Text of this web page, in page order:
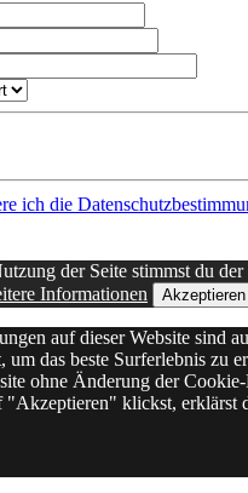
ich die
der Seite stimmst du
Informationen Akzeptieren
auf dieser Website sind
um das beste Surferlebnis zu
ohne Änderung der
"Akzeptieren" klickst, erklärst